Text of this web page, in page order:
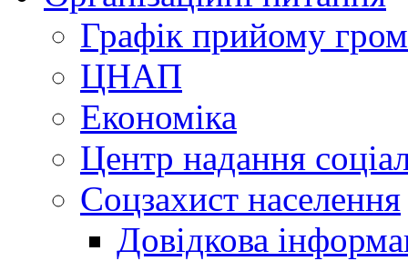
Графік прийому
ЦНАП
Економіка
Центр надання
Соцзахист населення
Довідкова